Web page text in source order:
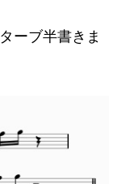
ーブ半書きま